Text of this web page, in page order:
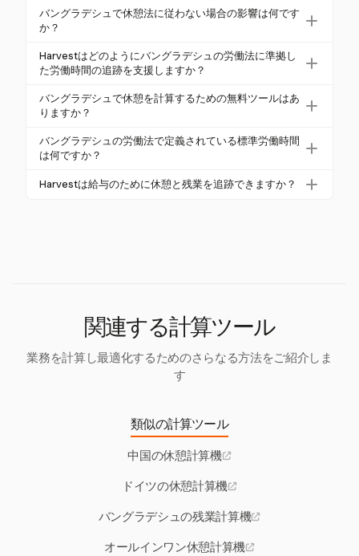
間の休憩が必要です。8時間を超えるシフトには、1
時間の休憩または2回の30分の休憩が義務付けられて
います。
バングラデシュで給与のために労働時間と休憩を正
確に計算するには、標準および残業時間、ならびに
重要です。Harvestのようなツールを使用すること
で、これらの時間を正確に追跡し、コンプライアン
スを確保し、正確な給与処理を行うことができま
す。
バングラデシュで休憩法に従わない場合の影響は何です
か？
バングラデシュで休憩法に従わないと、雇用者に法
的および財務的な結果が生じる可能性があります。
要であり、罰則を避け、コンプライアンスのある職
場環境を維持するために必要です。
Harvestはどのようにバングラデシュの労働法に準拠し
た労働時間の追跡を支援しますか？
Harvestは、バングラデシュの労働法に準拠するため
の詳細な時間追跡と報告機能を提供します。そのプ
確な記録を保証し、法的要件の遵守をサポートしま
す。
バングラデシュで休憩を計算するための無料ツールはあ
りますか？
はい、バングラデシュで休憩を計算するための無料
ツールがあります。Harvestは無料の30日間トライア
的な時間追跡と報告機能を探求する機会を提供しま
バングラデシュの労働法で定義されている標準労働時間
は何ですか？
バングラデシュの標準労働時間は、1日8時間、週48
Harvestは給与のために休憩と残業を追跡できますか？
関連する計算ツール
業務を計算し最適化するためのさらなる方法をご紹介しま
す
類似の計算ツール
中国の休憩計算機
ドイツの休憩計算機
バングラデシュの残業計算機
オールインワン休憩計算機